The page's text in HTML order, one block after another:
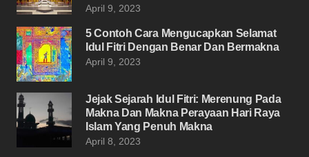
April 9, 2023
5 Contoh Cara Mengucapkan Selamat
Idul Fitri Dengan Benar Dan Bermakna
April 9, 2023
Jejak Sejarah Idul Fitri: Merenung Pada
Makna Dan Makna Perayaan Hari Raya
Islam Yang Penuh Makna
April 8, 2023